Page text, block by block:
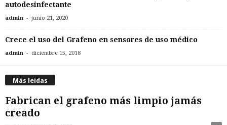
autodesinfectante
admin - junio 21, 2020
Crece el uso del Grafeno en sensores de uso médico
admin - diciembre 15, 2018
Más leídas
Fabrican el grafeno más limpio jamás
creado